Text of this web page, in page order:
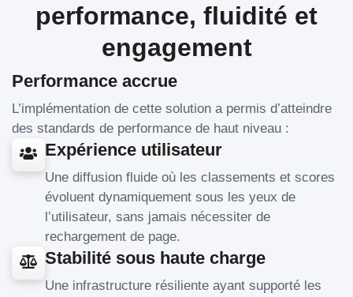
performance, fluidité et
engagement
Performance accrue
L’implémentation de cette solution a permis d’atteindre
des standards de performance de haut niveau :
Expérience utilisateur
Une diffusion fluide où les classements et scores
évoluent dynamiquement sous les yeux de
l’utilisateur, sans jamais nécessiter de
rechargement de page.
Stabilité sous haute charge
Une infrastructure résiliente ayant supporté les